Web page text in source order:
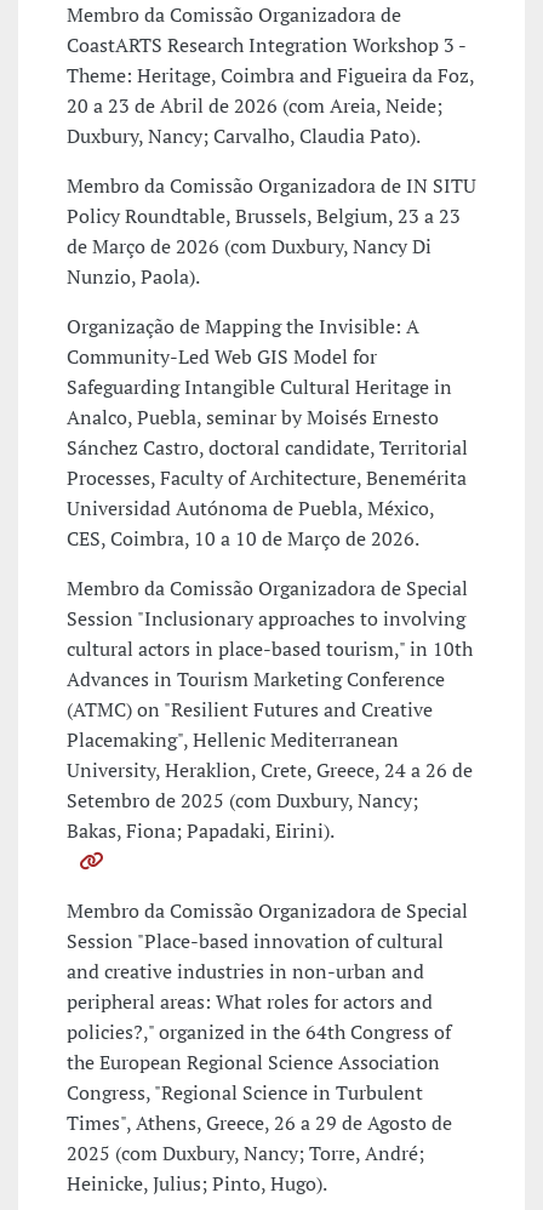
Membro da Comissão Organizadora de
CoastARTS Research Integration Workshop 3 -
Theme: Heritage, Coimbra and Figueira da Foz,
20 a 23 de Abril de 2026 (com Areia, Neide;
Duxbury, Nancy; Carvalho, Claudia Pato).
Membro da Comissão Organizadora de IN SITU
Policy Roundtable, Brussels, Belgium, 23 a 23
de Março de 2026 (com Duxbury, Nancy Di
Nunzio, Paola).
Organização de Mapping the Invisible: A
Community-Led Web GIS Model for
Safeguarding Intangible Cultural Heritage in
Analco, Puebla, seminar by Moisés Ernesto
Sánchez Castro, doctoral candidate, Territorial
Processes, Faculty of Architecture, Benemérita
Universidad Autónoma de Puebla, México,
CES, Coimbra, 10 a 10 de Março de 2026.
Membro da Comissão Organizadora de Special
Session "Inclusionary approaches to involving
cultural actors in place-based tourism," in 10th
Advances in Tourism Marketing Conference
(ATMC) on "Resilient Futures and Creative
Placemaking", Hellenic Mediterranean
University, Heraklion, Crete, Greece, 24 a 26 de
Setembro de 2025 (com Duxbury, Nancy;
Bakas, Fiona; Papadaki, Eirini).
Membro da Comissão Organizadora de Special
Session "Place-based innovation of cultural
and creative industries in non-urban and
peripheral areas: What roles for actors and
policies?," organized in the 64th Congress of
the European Regional Science Association
Congress, "Regional Science in Turbulent
Times", Athens, Greece, 26 a 29 de Agosto de
2025 (com Duxbury, Nancy; Torre, André;
Heinicke, Julius; Pinto, Hugo).